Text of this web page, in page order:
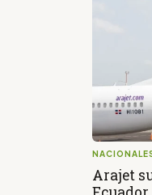
Arajet